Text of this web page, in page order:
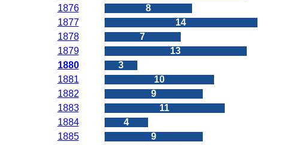
1876
8
1877
14
1878
7
1879
13
1880
3
1881
10
1882
9
1883
11
1884
4
1885
9